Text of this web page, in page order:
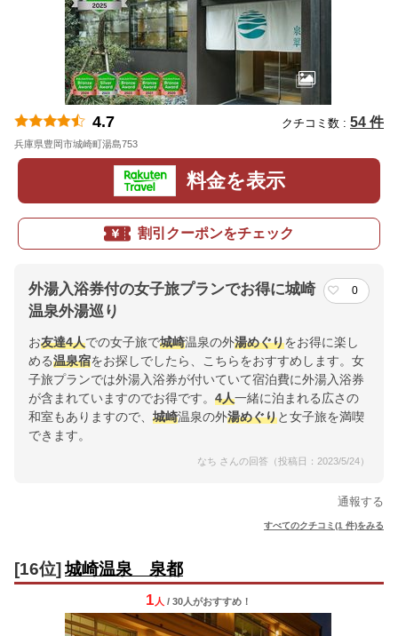
4.7 クチコミ数 : 54 件
兵庫県豊岡市城崎町湯島753
料金を表示
割引クーポンをチェック
外湯入浴券付の女子旅プランでお得に城崎
温泉外湯巡り
0
お友達4人での女子旅で城崎温泉の外湯めぐりをお得に楽し
める温泉宿をお探しでしたら、こちらをおすすめします。女
子旅プランでは外湯入浴券が付いていて宿泊費に外湯入浴券
が含まれていますのでお得です。 4人一緒に泊まれる広さの
和室もありますので、 城崎温泉の外湯めぐりと女子旅を満喫
できます。
なち さんの回答（投稿日：2023/5/24）
通報する
すべてのクチコミ(1 件)をみる
[16位] 城崎温泉 泉都
1 人 / 30人がおすすめ！